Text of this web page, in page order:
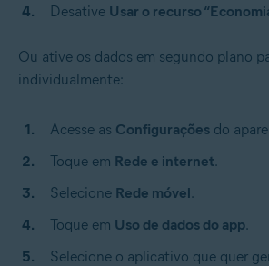
Desative Usar o recurso
Ou ative os dados em segundo plano
individualmente:
Acesse as Configurações do
Toque em Rede e internet.
Selecione Rede móvel.
Toque em Uso de dados do app.
Selecione o aplicativo que quer